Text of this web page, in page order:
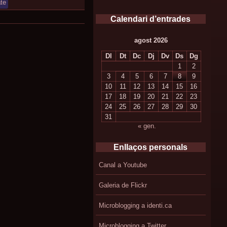
Calendari d’entrades
agost 2026
Dl Dt Dc Dj Dv Ds
Dg
1
2
3
4 5 6 7 8
9
10
11 12 13 14 15
16
17
18 19 20 21 22
23
24
25 26 27 28 29
30
31
« gen.
Enllaços personals
Canal a Youtube
Galeria de Flickr
Microblogging a identi.ca